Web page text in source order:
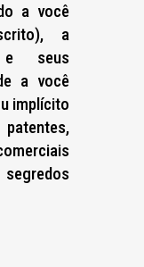
a você
a
e seus
a você
implícito